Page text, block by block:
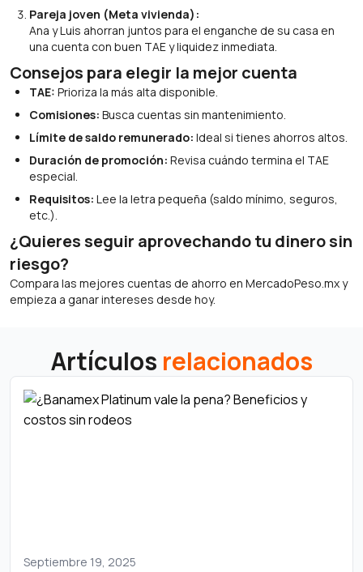
Pareja joven (Meta vivienda):
Ana y Luis ahorran juntos para el enganche de su casa en
una cuenta con buen TAE y liquidez inmediata.
Consejos para elegir la mejor cuenta
TAE: Prioriza la más alta disponible.
Comisiones: Busca cuentas sin mantenimiento.
Límite de saldo remunerado: Ideal si tienes ahorros altos.
Duración de promoción: Revisa cuándo termina el TAE
especial.
Requisitos: Lee la letra pequeña (saldo mínimo, seguros,
etc.).
¿Quieres seguir aprovechando tu dinero sin
riesgo?
Compara las mejores cuentas de ahorro en MercadoPeso.mx y
empieza a ganar intereses desde hoy.
Artículos relacionados
Septiembre 19, 2025